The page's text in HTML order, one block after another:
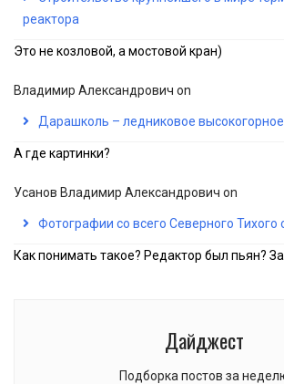
реактора
Это не козловой, а мостовой кран)
Владимир Александрович on
Дарашколь – ледниковое
А где картинки?
Усанов Владимир Александрович on
Фотографии со всего Северного Тихого
Как понимать такое? Редактор был пьян?
Дайджест
Подборка постов за